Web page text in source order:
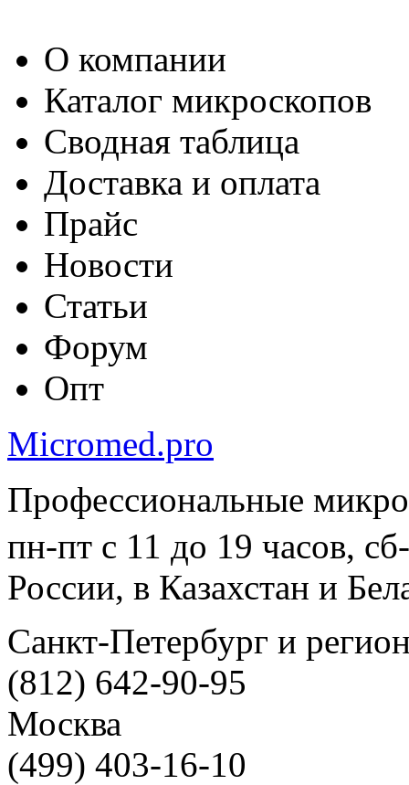
О компании
Каталог микроскопов
Сводная таблица
Доставка и оплата
Прайс
Новости
Статьи
Форум
Опт
Micromed.pro
Профессиональные
пн-пт с 11 до 19 часов,
России, в Казахстан и
Санкт-Петербург и
(812) 642-90-95
Москва
(499) 403-16-10